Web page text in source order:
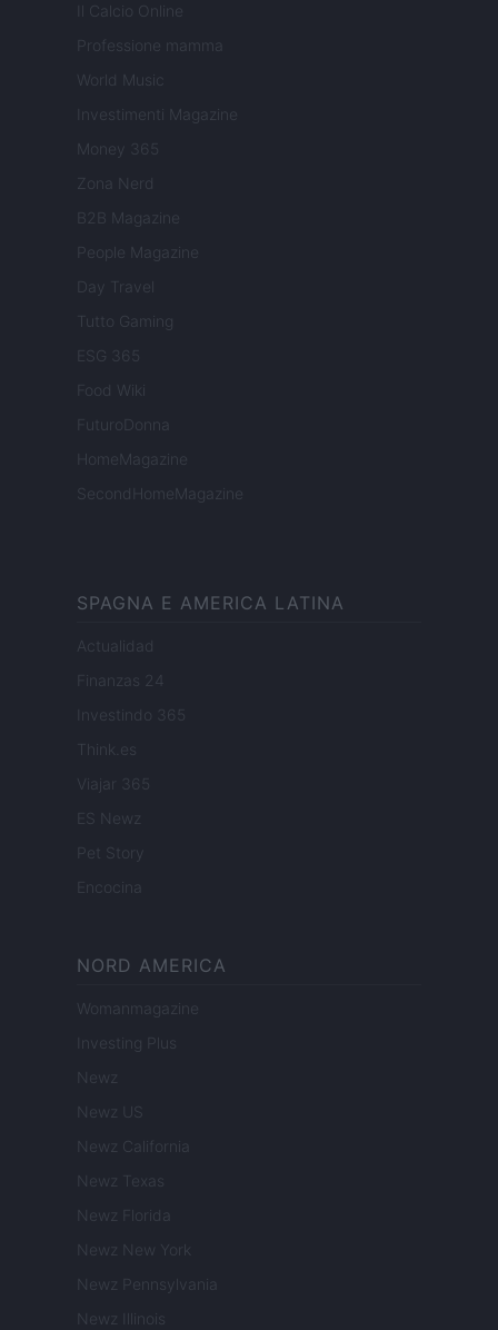
Il Calcio Online
Professione mamma
World Music
Investimenti Magazine
Money 365
Zona Nerd
B2B Magazine
People Magazine
Day Travel
Tutto Gaming
ESG 365
Food Wiki
FuturoDonna
HomeMagazine
SecondHomeMagazine
SPAGNA E AMERICA LATINA
Actualidad
Finanzas 24
Investindo 365
Think.es
Viajar 365
ES Newz
Pet Story
Encocina
NORD AMERICA
Womanmagazine
Investing Plus
Newz
Newz US
Newz California
Newz Texas
Newz Florida
Newz New York
Newz Pennsylvania
Newz Illinois